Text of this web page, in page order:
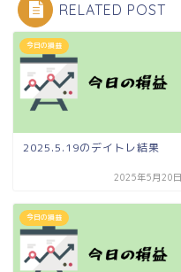
RELATED POST
今日の損益
2025.5.19のデイトレ結果
2025年5月20日
今日の損益